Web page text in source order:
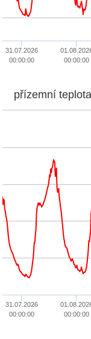
31.07.2026
00:00:00
00:00:00
přízemní
31.07.2026
00:00:00
00:00:00